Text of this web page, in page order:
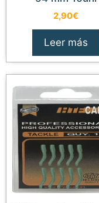
2,90€
Leer más